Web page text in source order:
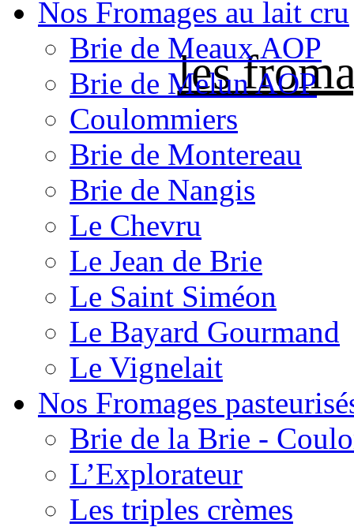
les
Nos Fromages au lait cru
Brie de Meaux AOP
Brie de Melun AOP
Coulommiers
Brie de Montereau
Brie de Nangis
Le Chevru
Le Jean de Brie
Le Saint Siméon
Le Bayard Gourmand
Le Vignelait
Nos Fromages
Brie de la Brie -
L’Explorateur
Les triples crèmes